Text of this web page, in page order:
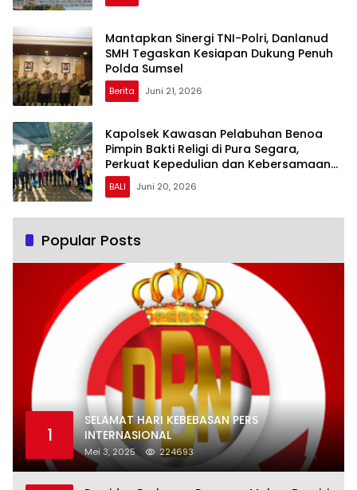
Mantapkan Sinergi TNI-Polri, Danlanud
SMH Tegaskan Kesiapan Dukung Penuh
Polda Sumsel
Berita Juni 21, 2026
Kapolsek Kawasan Pelabuhan Benoa
Pimpin Bakti Religi di Pura Segara,
Perkuat Kepedulian dan Kebersamaan
dengan Masyarakat
BALI Juni 20, 2026
Popular Posts
1
SELAMAT HARI KEBEBASAN PERS
INTERNASIONAL
Mei 3, 2025 224693